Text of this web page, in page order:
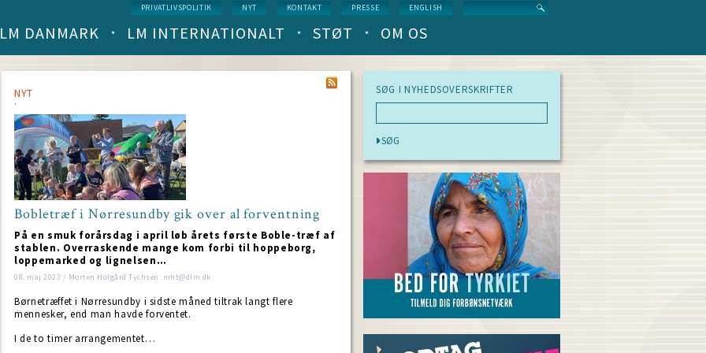
Service
menu
PRIVATLIVSPOLITIK NYT KONTAKT PRESSE ENGLISH
Main
(level
1)
LM DANMARK LM INTERNATIONALT STØT OM OS
NYT
Bobletræf i Nørresundby gik over al forventning
På en smuk forårsdag i april løb årets første Boble-træf af
stablen. Overraskende mange kom forbi til hoppeborg,
loppemarked og lignelsen…
08. maj 2023 / Morten Holgård Tychsen: mht@dlm.dk
Børnetræffet i Nørresundby i sidste måned tiltrak langt flere
mennesker, end man havde forventet.
I de to timer arrangementet…
SØG I NYHEDSOVERSKRIFTER